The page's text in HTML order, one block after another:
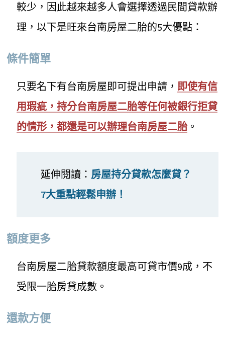
較少，因此越來越多人會選擇透過民間貸款辦
理，以下是旺來台南房屋二胎的5大優點：
條件簡單
只要名下有台南房屋即可提出申請， 即使有信
用瑕疵，持分台南房屋二胎等任何被銀行拒貸
的情形，都還是可以辦理台南房屋二胎 。
延伸閱讀： 房屋持分貸款怎麼貸？
7大重點輕鬆申辦！
額度更多
台南房屋二胎貸款額度最高可貸市價9成，不
受限一胎房貸成數。
還款方便